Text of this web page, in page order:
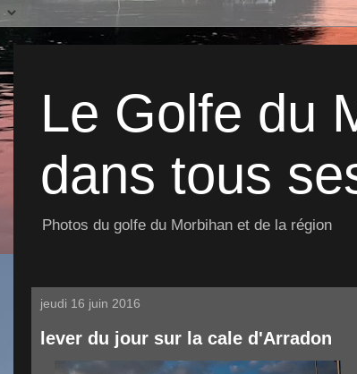
Le Golfe du
dans tous
Photos du golfe du Morbihan et de la région
jeudi 16 juin 2016
lever du jour sur la cale d'Arradon